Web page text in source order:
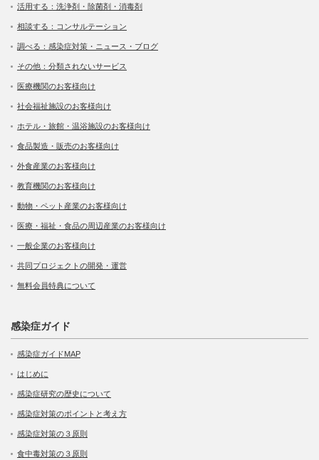
活用する：洗浄剤・除菌剤・消毒剤
相談する：コンサルテーション
調べる：感染症対策・ニュース・ブログ
その他：分類されないサービス
医療機関のお客様向け
社会福祉施設のお客様向け
ホテル・旅館・温浴施設のお客様向け
食品製造・販売のお客様向け
外食産業のお客様向け
教育機関のお客様向け
動物・ペット産業のお客様向け
医療・福祉・食品の周辺産業のお客様向け
一般企業のお客様向け
共同プロジェクトの開発・運営
無料会員特典について
感染症ガイド
感染症ガイドMAP
はじめに
感染症研究の歴史について
感染症対策のポイントと考え方
感染症対策の３原則
食中毒対策の３原則